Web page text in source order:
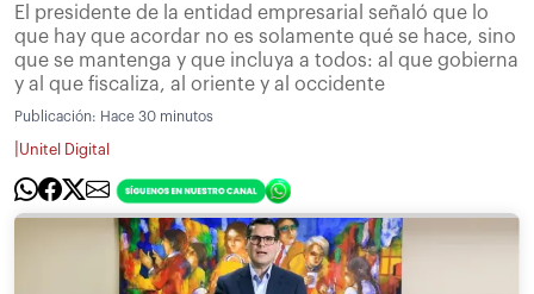
El presidente de la entidad empresarial señaló que lo
que hay que acordar no es solamente qué se hace, sino
que se mantenga y que incluya a todos: al que gobierna
y al que fiscaliza, al oriente y al occidente
Publicación: Hace 30 minutos
Unitel Digital